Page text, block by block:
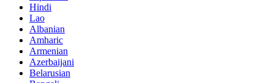
Hindi
Lao
Albanian
Amharic
Armenian
Azerbaijani
Belarusian